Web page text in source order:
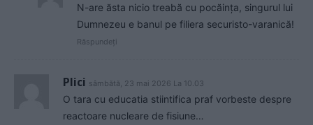
N-are ăsta nicio treabă cu pocăința, singurul lui
Dumnezeu e banul pe filiera securisto-varanică!
Răspundeți
Plici sâmbătă, 23 mai 2026 La 10.03
O tara cu educatia stiintifica praf vorbeste despre
reactoare nucleare de fisiune…